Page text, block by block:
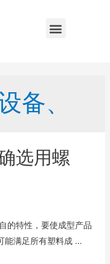
备、
选用螺
的特性，要使成型产品
能满足所有塑料成 …